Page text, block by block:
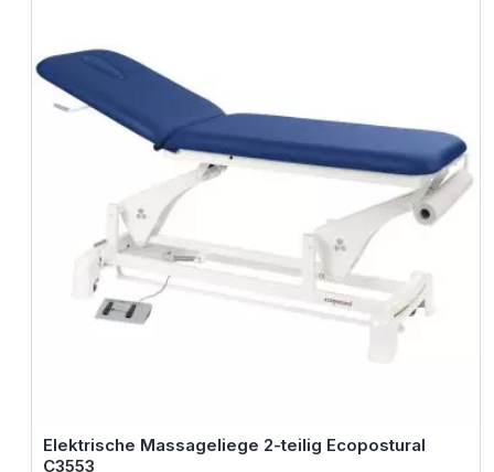
Elektrische Massageliege 2-teilig Ecopostural
C3553